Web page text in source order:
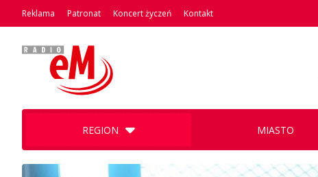
Reklama Patronat Koncert życzeń Kontakt
REGION MIASTO